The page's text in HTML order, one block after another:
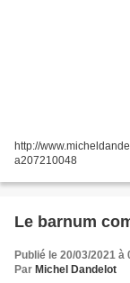
http://
a207210048
Le barnum
Publié le 20/03/2021 à
Par Michel Dandelot